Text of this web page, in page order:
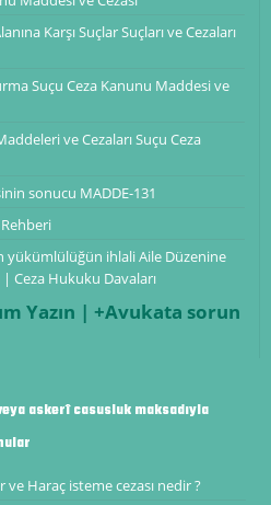
Karşı Suçlar Suçları ve Cezaları
Suçu Ceza Kanunu Maddesi ve
ve Cezaları Suçu Ceza
sonucu MADDE-131
ihlali Aile Düzenine
| Ceza Hukuku Davaları
Yazın | +Avukata sorun
askerî casusluk maksadıyla
Haraç isteme cezası nedir ?